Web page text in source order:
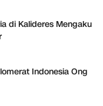
di Kalideres Mengaku
Indonesia Ong